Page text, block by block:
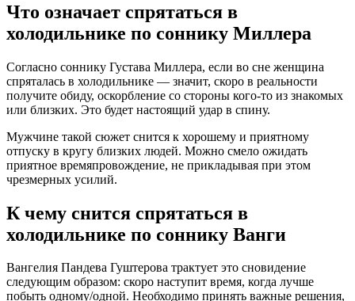
Что означает спрятаться в
холодильнике по соннику Миллера
Согласно соннику Густава Миллера, если во сне женщина
спряталась в холодильнике — значит, скоро в реальности
получите обиду, оскорбление со стороны кого-то из знакомых
или близких. Это будет настоящий удар в спину.
Мужчине такой сюжет снится к хорошему и приятному
отпуску в кругу близких людей. Можно смело ожидать
приятное времяпровождение, не прикладывая при этом
чрезмерных усилий.
К чему снится спрятаться в
холодильнике по соннику Ванги
Вангелия Пaндева Гуштерова трактует это сновидение
следующим образом: скоро наступит время, когда лучше
побыть одному/одной. Необходимо принять важные решения,